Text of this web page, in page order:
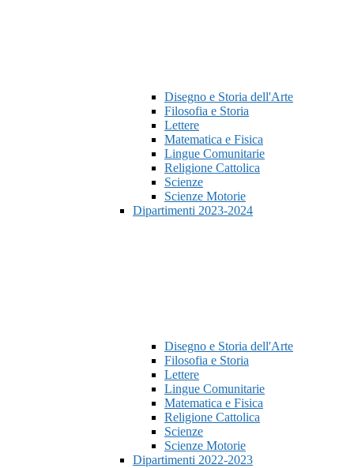
Disegno e Storia dell'Arte
Filosofia e Storia
Lettere
Matematica e Fisica
Lingue Comunitarie
Religione Cattolica
Scienze
Scienze Motorie
Dipartimenti 2023-2024
Disegno e Storia dell'Arte
Filosofia e Storia
Lettere
Lingue Comunitarie
Matematica e Fisica
Religione Cattolica
Scienze
Scienze Motorie
Dipartimenti 2022-2023